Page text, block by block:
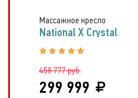
Массажное кресло
National X Crystal
458 777 руб.
299 999